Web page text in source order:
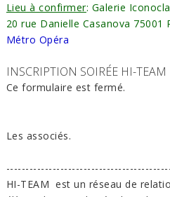
​Lieu à confirmer: Galerie
20 rue Danielle Casanova 75001
Métro Opéra
INSCRIPTION SOIRÉE HI-TEAM
Ce formulaire est fermé.
Les associés.
HI-TEAM est un réseau de